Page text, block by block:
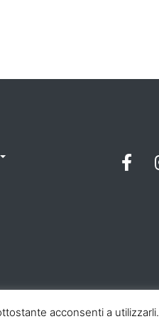
acconsenti a utilizzarli.